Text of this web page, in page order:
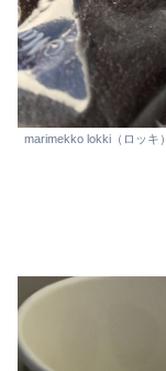
marimekko lokki（ロッキ）